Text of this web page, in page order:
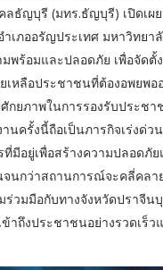
ลธัญบุรี (มทร.ธัญบุรี) เปิดเผ
เภออรัญประเทศ มหาวิทยา
พร้อมและปลอดภัย เพื่อจัดตั้
เหลือประชาชนที่ต้องอพยพอ
กยภาพในการรองรับประชา
นครั้งนี้ถือเป็นภารกิจเร่งด่ว
ที่มีอยู่เพื่อสร้างความปลอดภั
นกว่าสถานการณ์จะคลี่คลา
ร่วมมือกับทางจังหวัดปราจีน
ข้าถึงประชาชนอย่างรวดเร็